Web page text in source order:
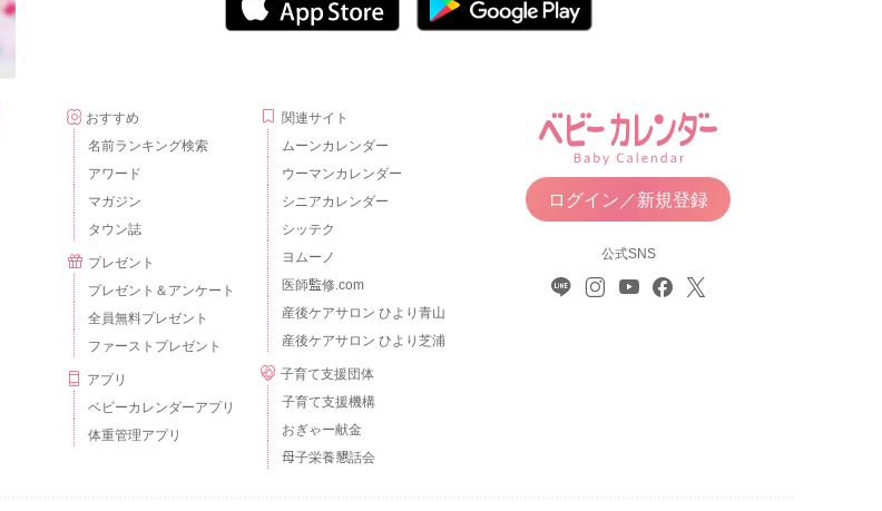
おすすめ
名前ランキング検索
アワード
マガジン
タウン誌
プレゼント
プレゼント＆アンケート
全員無料プレゼント
ファーストプレゼント
アプリ
ベビーカレンダーアプリ
体重管理アプリ
関連サイト
ムーンカレンダー
ウーマンカレンダー
シニアカレンダー
シッテク
ヨムーノ
医師監修.com
産後ケアサロン ひより青山
産後ケアサロン ひより芝浦
子育て支援団体
子育て支援機構
おぎゃー献金
母子栄養懇話会
ログイン／新規登録
公式SNS